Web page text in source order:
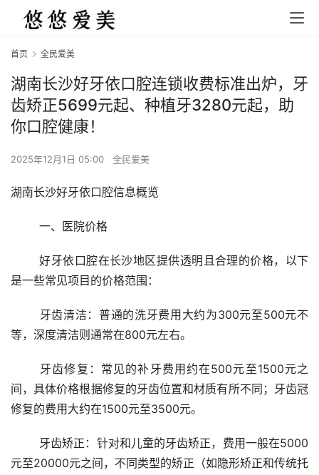
首页 全民爱美
湖南长沙好牙依口腔连锁收费标准出炉，牙
齿矫正5699元起、种植牙3280元起，助
你口腔健康！
2025年12月1日 05:00 全民爱美
湖南长沙好牙依口腔信息概览
	一、医院价格
	好牙依口腔在长沙地区提供透明且合理的价格，以下
是一些常见项目的价格范围：
等，深度清洁则通常在800元左右。
间，具体价格根据修复的牙齿位置和材质有所不同；牙齿冠
修复的费用大约在1500元至3500元。
元至20000元之间，不同类型的矫正（如隐形矫正和传统托